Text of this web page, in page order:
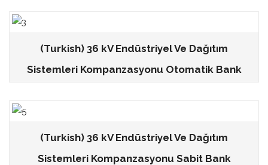
(Turkish) 36 kV Endüstriyel Ve Dağıtım
Sistemleri Kompanzasyonu Otomatik Bank
(Turkish) 36 kV Endüstriyel Ve Dağıtım
Sistemleri Kompanzasyonu Sabit Bank